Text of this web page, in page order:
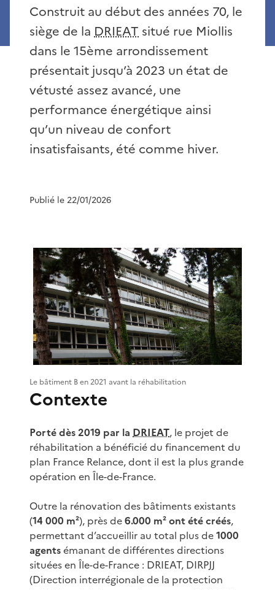
Construit au début des années 70, le
siège de la DRIEAT situé rue Miollis
dans le 15ème arrondissement
présentait jusqu’à 2023 un état de
vétusté assez avancé, une
performance énergétique ainsi
qu’un niveau de confort
insatisfaisants, été comme hiver.
Publié le 22/01/2026
Le bâtiment B en 2021 avant la réhabilitation
Contexte
Porté dès 2019 par la DRIEAT, le projet de
réhabilitation a bénéficié du financement du
plan France Relance, dont il est la plus grande
opération en Île-de-France.
Outre la rénovation des bâtiments existants
(14 000 m²), près de6.000 m² ont été créés,
permettant d’accueillir au total plus de1000
agentsémanant de différentes directions
situées en Île-de-France : DRIEAT, DIRPJJ
(Direction interrégionale de la protection